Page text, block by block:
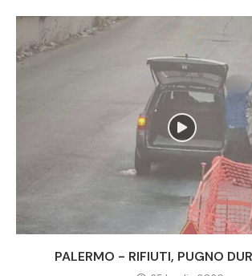
PALERMO - RIFIUTI, PUGNO